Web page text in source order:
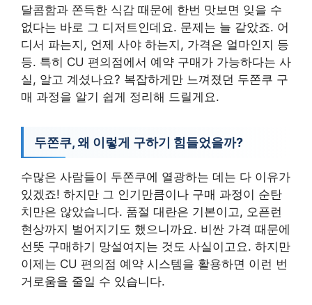
달콤함과 쫀득한 식감 때문에 한번 맛보면 잊을 수
없다는 바로 그 디저트인데요. 문제는 늘 같았죠. 어
디서 파는지, 언제 사야 하는지, 가격은 얼마인지 등
등. 특히 CU 편의점에서 예약 구매가 가능하다는 사
실, 알고 계셨나요? 복잡하게만 느껴졌던 두쫀쿠 구
매 과정을 알기 쉽게 정리해 드릴게요.
두쫀쿠, 왜 이렇게 구하기 힘들었을까?
수많은 사람들이 두쫀쿠에 열광하는 데는 다 이유가
있겠죠! 하지만 그 인기만큼이나 구매 과정이 순탄
치만은 않았습니다. 품절 대란은 기본이고, 오픈런
현상까지 벌어지기도 했으니까요. 비싼 가격 때문에
선뜻 구매하기 망설여지는 것도 사실이고요. 하지만
이제는 CU 편의점 예약 시스템을 활용하면 이런 번
거로움을 줄일 수 있습니다.